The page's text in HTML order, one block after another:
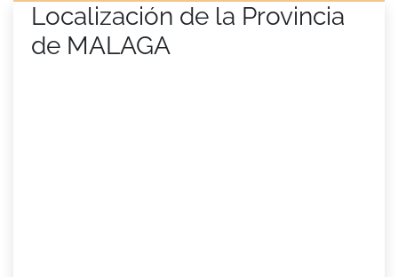
Localización de la Provincia
de MALAGA